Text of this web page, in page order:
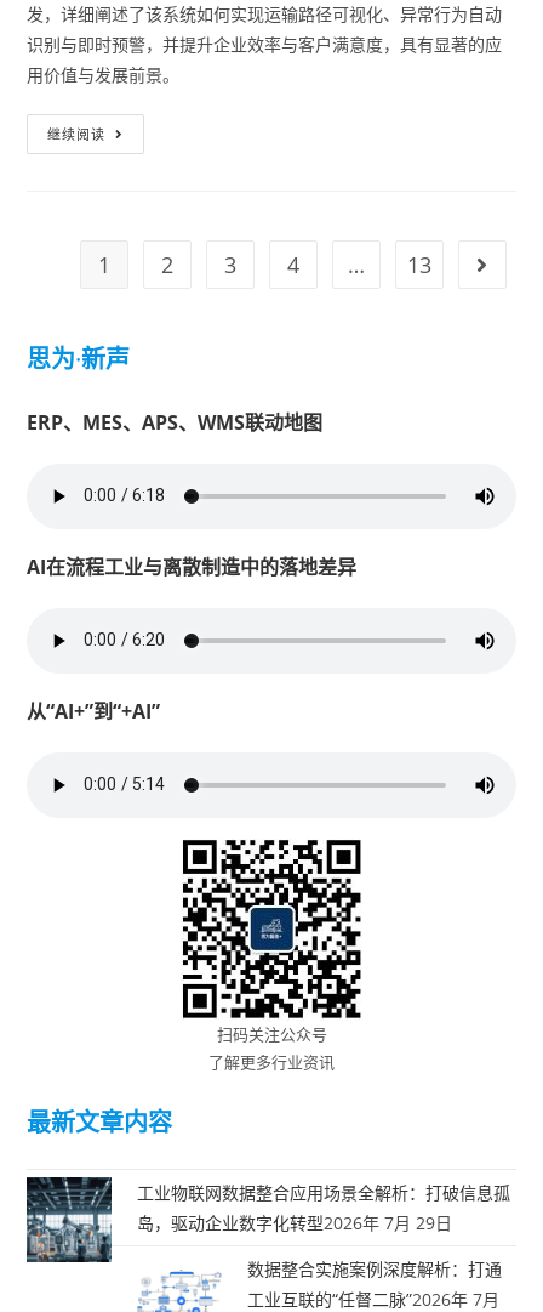
发，详细阐述了该系统如何实现运输路径可视化、异常行为自动
识别与即时预警，并提升企业效率与客户满意度，具有显著的应
用价值与发展前景。
继续阅读
1 2 3 4 … 13
思为·新声
ERP、MES、APS、WMS联动地图
AI在流程工业与离散制造中的落地差异
从“AI+”到“+AI”
扫码关注公众号
了解更多行业资讯
最新文章内容
工业物联网数据整合应用场景全解析：打破信息孤
岛，驱动企业数字化转型2026年 7月 29日
数据整合实施案例深度解析：打通
工业互联的“任督二脉”2026年 7月